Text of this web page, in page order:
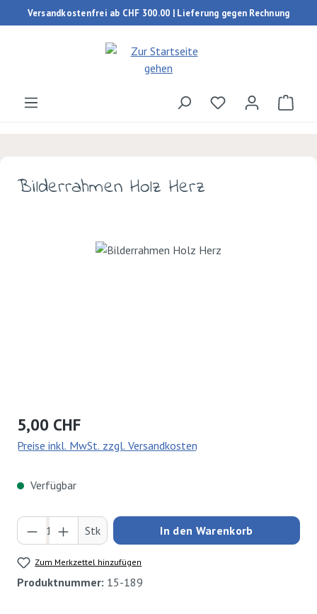
Zum Hauptinhalt springen
Versandkostenfrei ab CHF 300.00 | Lieferung gegen Rechnung
Du hast 0
Bilderrahmen Holz Herz
Bildergalerie überspringen
Regulärer Preis:
5,00 CHF
Preise inkl. MwSt. zzgl. Versandkosten
Verfügbar
Produkt Anzahl: Gib den gewünschten Wert
Stk In den Warenkorb
Zum Merkzettel hinzufügen
Produktnummer: 15-189